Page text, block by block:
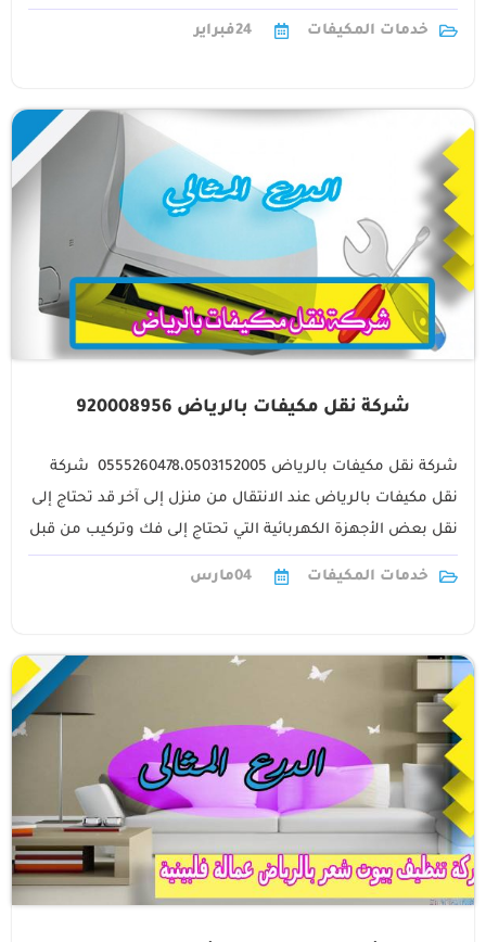
شركة تكييف الهواء التي تحتاج إلى1
خدمات المكيفات
24فبراير
شركة نقل مكيفات بالرياض 920008956
شركة نقل مكيفات بالرياض 0555260478،0503152005‬ شركة
نقل مكيفات بالرياض عند الانتقال من منزل إلى آخر قد تحتاج إلى
نقل بعض الأجهزة الكهربائية التي تحتاج إلى فك وتركيب من قبل
فنيين1
خدمات المكيفات
04مارس